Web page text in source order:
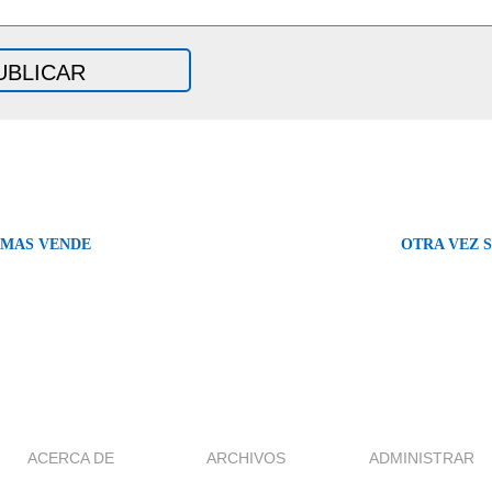
VENDE OTRA VEZ
ACERCA DE ARCHIVOS ADMINISTRAR